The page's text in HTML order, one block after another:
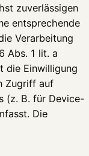
zuverlässigen
entsprechende
Verarbeitung
Abs. 1 lit. a
die Einwilligung
Zugriff auf
(z. B. für Device-
Die